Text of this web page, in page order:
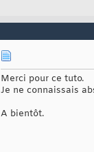
Merci pour ce tuto.
Je ne connaissais
A bientôt.